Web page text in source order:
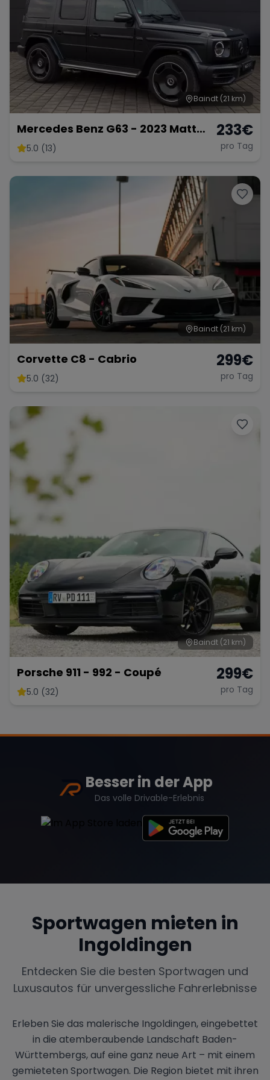
Range Rover Corvette
Baindt (21 km)
Mercedes Benz G63 - 2023 Matt
Schwarz
5.0 (13)
233€
pro Tag
Baindt (21 km)
Corvette C8 - Cabrio
5.0 (32)
299€
pro Tag
Baindt (21 km)
Porsche 911 - 992 - Coupé
5.0 (32)
299€
pro Tag
Besser in der App
Das volle Drivable-Erlebnis
Sportwagen mieten in
Ingoldingen
Entdecken Sie die besten Sportwagen und
Luxusautos für unvergessliche Fahrerlebnisse
Erleben Sie das malerische Ingoldingen, eingebettet
in die atemberaubende Landschaft Baden-
Württembergs, auf eine ganz neue Art – mit einem
gemieteten Sportwagen. Die Region bietet mit ihren